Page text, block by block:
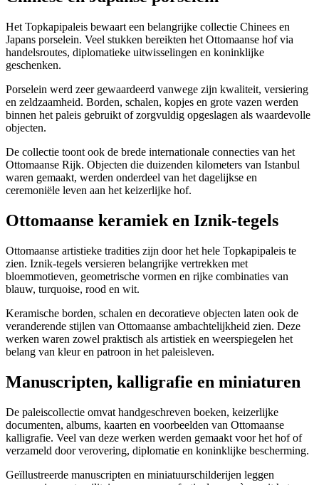
Het Topkapipaleis bewaart een belangrijke collectie Chinees en
Japans porselein. Veel stukken bereikten het Ottomaanse hof via
handelsroutes, diplomatieke uitwisselingen en koninklijke
geschenken.
Porselein werd zeer gewaardeerd vanwege zijn kwaliteit, versiering
en zeldzaamheid. Borden, schalen, kopjes en grote vazen werden
binnen het paleis gebruikt of zorgvuldig opgeslagen als waardevolle
objecten.
De collectie toont ook de brede internationale connecties van het
Ottomaanse Rijk. Objecten die duizenden kilometers van Istanbul
waren gemaakt, werden onderdeel van het dagelijkse en
ceremoniële leven aan het keizerlijke hof.
Ottomaanse keramiek en Iznik-tegels
Ottomaanse artistieke tradities zijn door het hele Topkapipaleis te
zien. Iznik-tegels versieren belangrijke vertrekken met
bloemmotieven, geometrische vormen en rijke combinaties van
blauw, turquoise, rood en wit.
Keramische borden, schalen en decoratieve objecten laten ook de
veranderende stijlen van Ottomaanse ambachtelijkheid zien. Deze
werken waren zowel praktisch als artistiek en weerspiegelen het
belang van kleur en patroon in het paleisleven.
Manuscripten, kalligrafie en miniaturen
De paleiscollectie omvat handgeschreven boeken, keizerlijke
documenten, albums, kaarten en voorbeelden van Ottomaanse
kalligrafie. Veel van deze werken werden gemaakt voor het hof of
verzameld door verovering, diplomatie en koninklijke bescherming.
Geïllustreerde manuscripten en miniatuurschilderijen leggen